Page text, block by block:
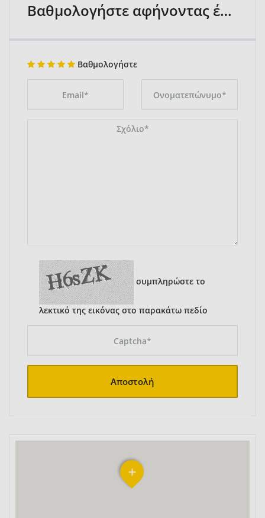
Βαθμολογήστε αφήνοντας ένα σχόλιο
Βαθμολογήστε
συμπληρώστε το
λεκτικό της εικόνας στο παρακάτω πεδίο
Αποστολή